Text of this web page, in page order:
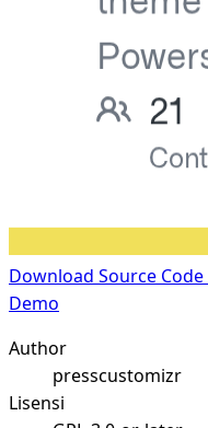
Download Source Code
Demo
Author
presscustomizr
Lisensi